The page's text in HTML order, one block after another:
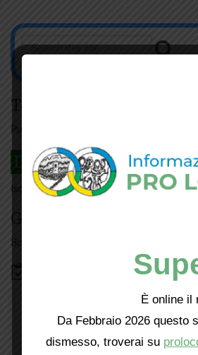
Tesseramento
Puoi tesserarti online
DAGLI L'ANDA
Iscrivitiqui
Giorno per giorno a
Scopri tutti gli eventi
È online il
Da Febbraio 2026 questo
dismesso, troverai su